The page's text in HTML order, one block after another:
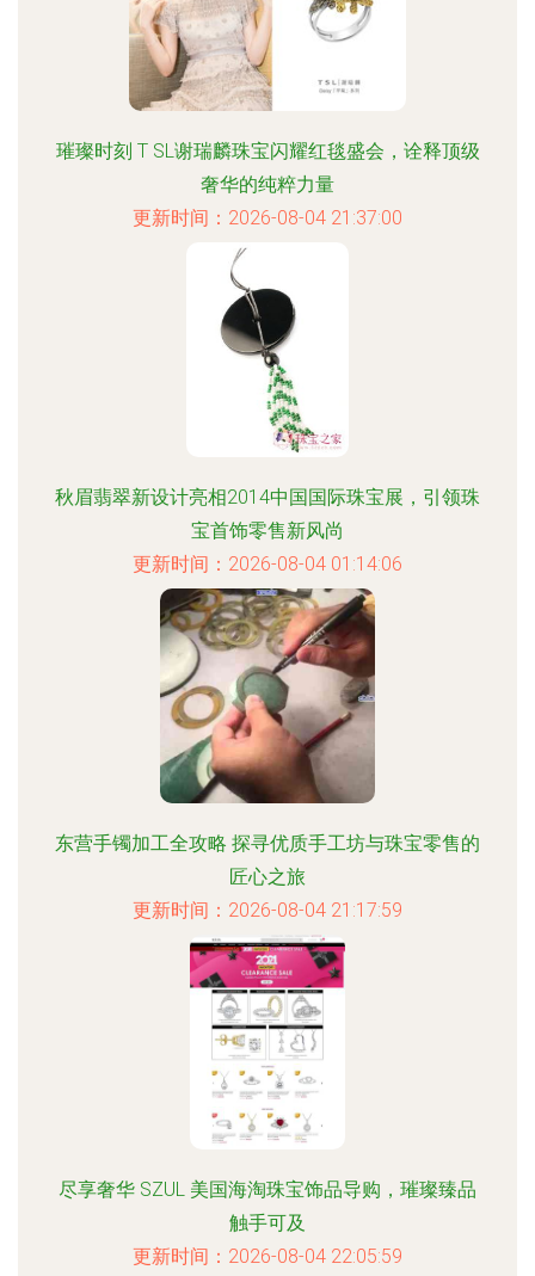
璀璨时刻 T SL谢瑞麟珠宝闪耀红毯盛会，诠释顶级
奢华的纯粹力量
更新时间：2026-08-04 21:37:00
秋眉翡翠新设计亮相2014中国国际珠宝展，引领珠
宝首饰零售新风尚
更新时间：2026-08-04 01:14:06
东营手镯加工全攻略 探寻优质手工坊与珠宝零售的
匠心之旅
更新时间：2026-08-04 21:17:59
尽享奢华 SZUL 美国海淘珠宝饰品导购，璀璨臻品
触手可及
更新时间：2026-08-04 22:05:59